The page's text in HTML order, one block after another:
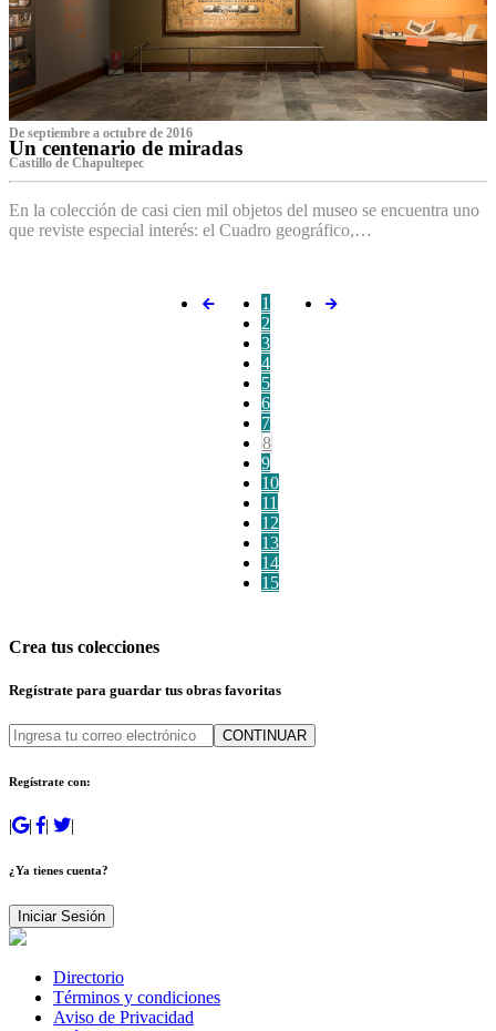
De septiembre a octubre de 2016
Un centenario de miradas
Castillo de Chapultepec
En la colección de casi cien mil objetos del museo se encuentra uno
que reviste especial interés: el Cuadro geográfico,…
1
2
3
4
5
6
7
8
9
10
11
12
13
14
15
Crea tus colecciones
Regístrate para guardar tus obras favoritas
CONTINUAR
Regístrate con:
| | | |
¿Ya tienes cuenta?
Iniciar Sesión
Directorio
Términos y condiciones
Aviso de Privacidad